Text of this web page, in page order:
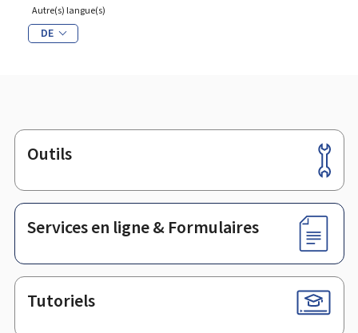
Autre(s) langue(s)
DE
Pied
de
page
Outils
Services en ligne & Formulaires
Tutoriels